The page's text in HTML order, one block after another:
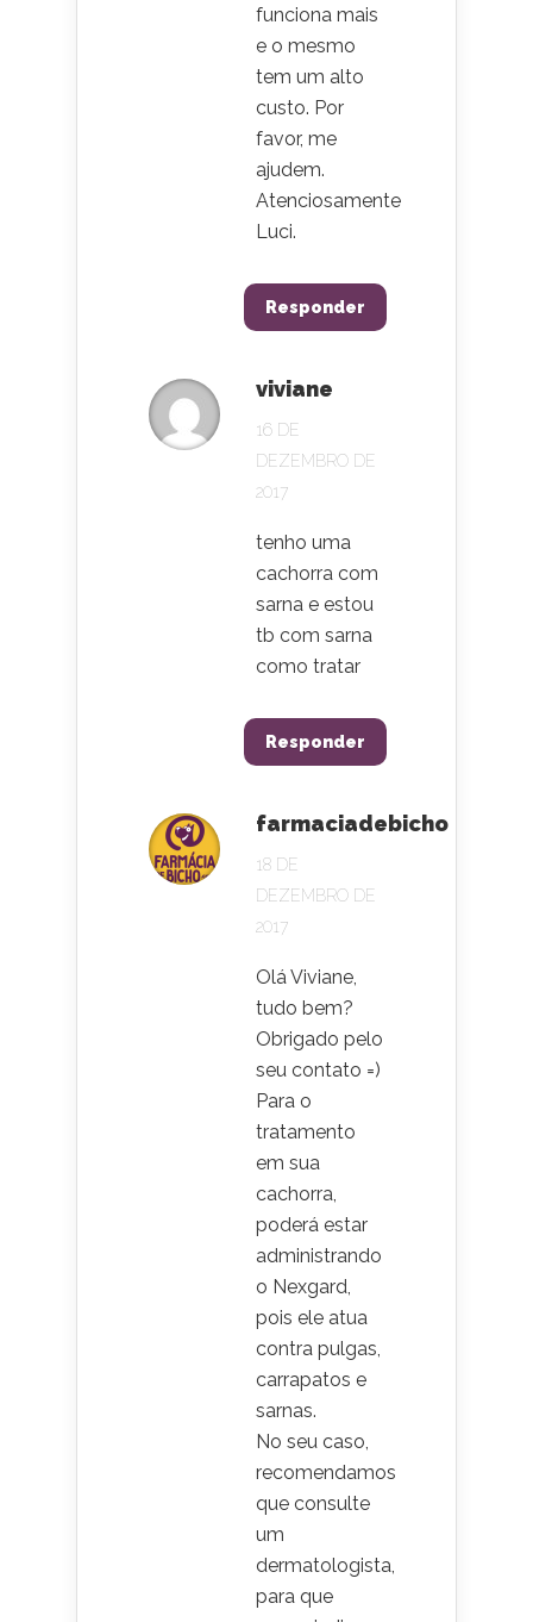
funciona mais
e o mesmo
tem um alto
custo. Por
favor, me
ajudem.
Atenciosamente
Luci.
Responder
viviane
16 DE
DEZEMBRO DE
2017
tenho uma
cachorra com
sarna e estou
tb com sarna
como tratar
Responder
farmaciadebicho
18 DE
DEZEMBRO DE
2017
Olá Viviane,
tudo bem?
Obrigado pelo
seu contato =)
Para o
tratamento
em sua
cachorra,
poderá estar
administrando
o Nexgard,
pois ele atua
contra pulgas,
carrapatos e
sarnas.
No seu caso,
recomendamos
que consulte
um
dermatologista,
para que